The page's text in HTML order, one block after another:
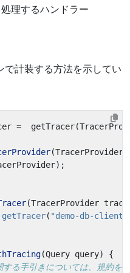
理するハンドラー
で計装する方法を示してい
= getTracer(
(TracerProvider
);
(TracerProvider
getTracer( "demo-db-client"
(Query query)
{
る手引きについては、規約を